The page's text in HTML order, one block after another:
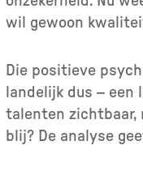
wil gewoon
Die positieve
landelijk dus –
talenten zichtbaar,
blij? De analyse